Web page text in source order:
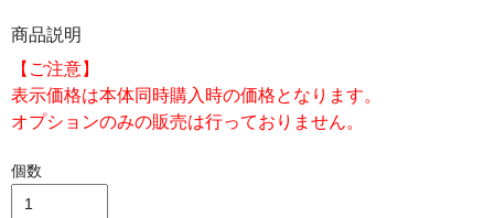
商品説明
【ご注意】
表示価格は本体同時購入時の価格となります。
オプションのみの販売は行っておりません。
個数